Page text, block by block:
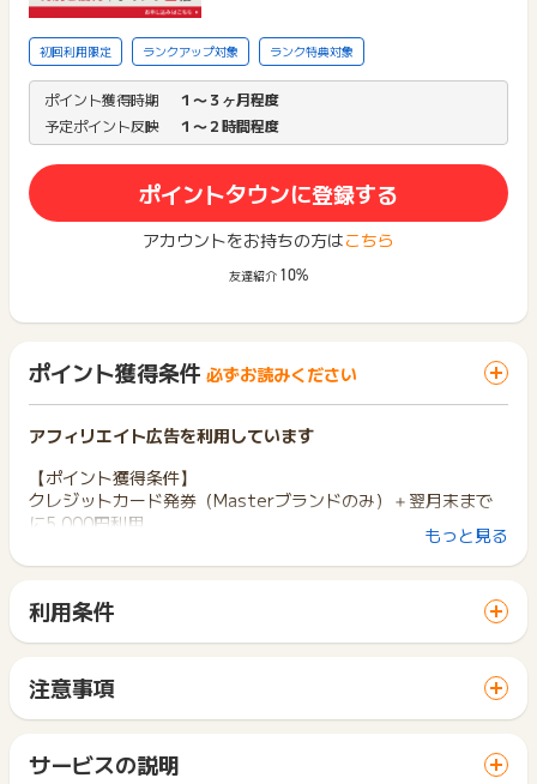
初回利用限定 ランクアップ対象 ランク特典対象
ポイント獲得時期
１〜３ヶ月程度
予定ポイント反映
１〜２時間程度
ポイントタウンに登録する
アカウントをお持ちの方はこちら
友達紹介 10%
ポイント獲得条件 必ずお読みください
アフィリエイト広告を利用しています
【ポイント獲得条件】
クレジットカード発券（Masterブランドのみ）＋翌月末まで
に5,000円利用
【獲得対象外】
ド）を既にお持ちの方
※不備･不正･虚偽･重複･いたずら･未入金･キャンセル･返品
※本キャンペーンページ以外からのお申込み
※同一ユーザーの二回目以降の申込
※同一IPの二回目以降の申込
※国際ブランド「Master」以外からのお申込み
「電子マネー・アプリへのチャージのみの利用」
もっと見る
利用条件
サイトに移動してからお申し込みやお買い物が完了するまでの
間に、同じブラウザ（※）で他のサイトに移動した場合はポイン
ト獲得ができません。
ス・お買い物利用時で、デバイス・ブラウザが異なる場合はポ
注意事項
一部のサービスにつきましては、1商品につき10円単位の金額
は切り捨てとなります。
サービスの説明